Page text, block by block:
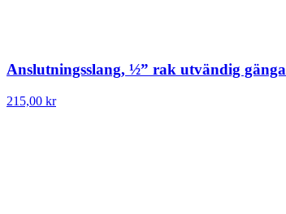
Anslutningsslang, ½” rak utvändig gänga
215,00 kr